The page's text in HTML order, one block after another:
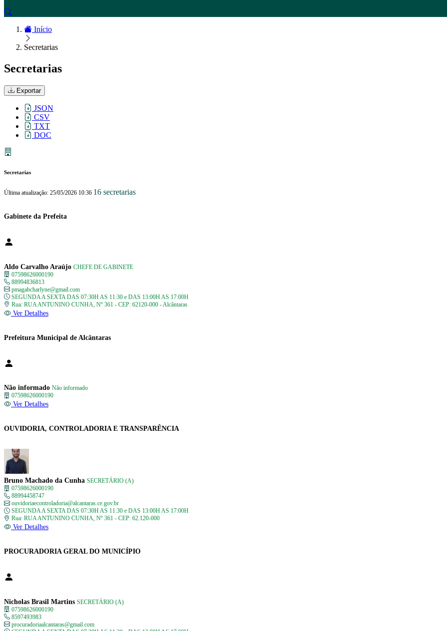
Início
Secretarias
Secretarias
Exportar
JSON
CSV
TXT
DOC
Secretarias
Última atualização: 25/05/2026 10:36 16 secretarias
Gabinete da Prefeita
Aldo Carvalho Araújo CHEFE DE GABINETE
07598626000190
88994836813
pmagabcharlyne@gmail.com
SEGUNDA A SEXTA DAS 07:30H AS 11:30 e DAS 13:00H AS 17:00H
Rua: RUA ANTUNINO CUNHA, Nº 361 - CEP: 62120-000 - Alcântaras
Ver Detalhes
Prefeitura Municipal de Alcântaras
Não informado Não informado
07598626000190
Ver Detalhes
OUVIDORIA, CONTROLADORIA E TRANSPARÊNCIA
Bruno Machado da Cunha SECRETÁRIO (A)
07598626000190
88994458747
ouvidoriaecontroladoria@alcantaras.ce.gov.br
SEGUNDA A SEXTA DAS 07:30H AS 11:30 e DAS 13:00H AS 17:00H
Rua: RUA ANTUNINO CUNHA, Nº 361 - CEP: 62.120-000
Ver Detalhes
PROCURADORIA GERAL DO MUNICÍPIO
Nicholas Brasil Martins SECRETÁRIO (A)
07598626000190
8597493983
procuradoriaalcantaras@gmail.com